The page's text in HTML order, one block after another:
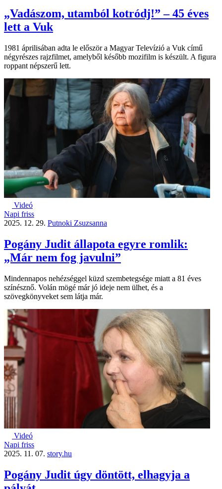
„Vadászom, utamból kotródj!” – 45 éves
lett a Vuk
1981 áprilisában adta le először a Magyar Televízió a Vuk című
négyrészes rajzfilmet, amelyből később mozifilm is készült. A figura
roppant népszerű lett.
Videó
Napi friss
2025. 12. 29. Putnoki Zsuzsanna
Pogány Judit állapota egyre romlik:
„Már nem fog javulni”
Mindennapos nehézséggel küzd szembetegsége miatt a 81 éves
színésznő. Volán mögé már jó ideje nem ülhet, és a
szövegkönyveket sem látja már.
Videó
Napi friss
2025. 11. 07. story.hu
Pogány Judit úgy döntött, elhagyja a